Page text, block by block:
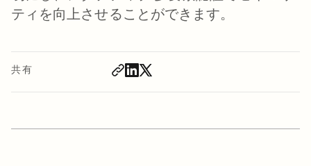
共有
ティを向上させることができます。